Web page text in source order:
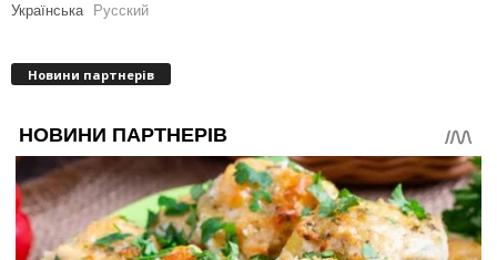
Українська Русский
Новини партнерів